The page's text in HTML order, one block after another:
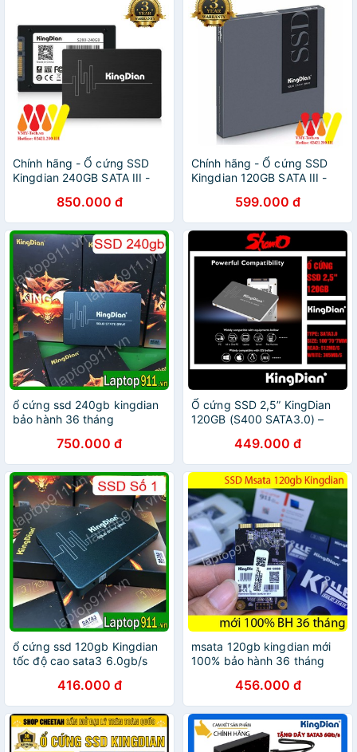
Chính hãng - Ổ cứng SSD
Kingdian 240GB SATA III -
850.000 đ
Chính hãng - Ổ cứng SSD
Kingdian 120GB SATA III -
599.000 đ
ổ cứng ssd 240gb kingdian
bảo hành 36 tháng
750.000 đ
Ổ cứng SSD 2,5” KingDian
120GB (S400 SATA3.0) –
năm – SSD 120GB
449.000 đ
ổ cứng ssd 120gb Kingdian
tốc độ cao sata3 6.0gb/s
416.000 đ
msata 120gb kingdian mới
100% bảo hành 36 tháng
120gb giá rẻ456.000 đ